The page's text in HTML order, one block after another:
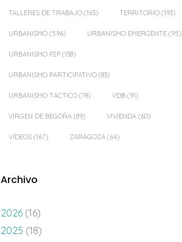
TALLERES DE TRABAJO (163) TERRITORIO (193)
URBANISMO (596) URBANISMO EMERGENTE (95)
URBANISMO P2P (138)
URBANISMO PARTICIPATIVO (83)
URBANISMO TÁCTICO (78) VDB (91)
VIRGEN DE BEGOÑA (89) VIVIENDA (60)
VÍDEOS (167) ZARAGOZA (64)
Archivo
2026 (16)
2025 (18)